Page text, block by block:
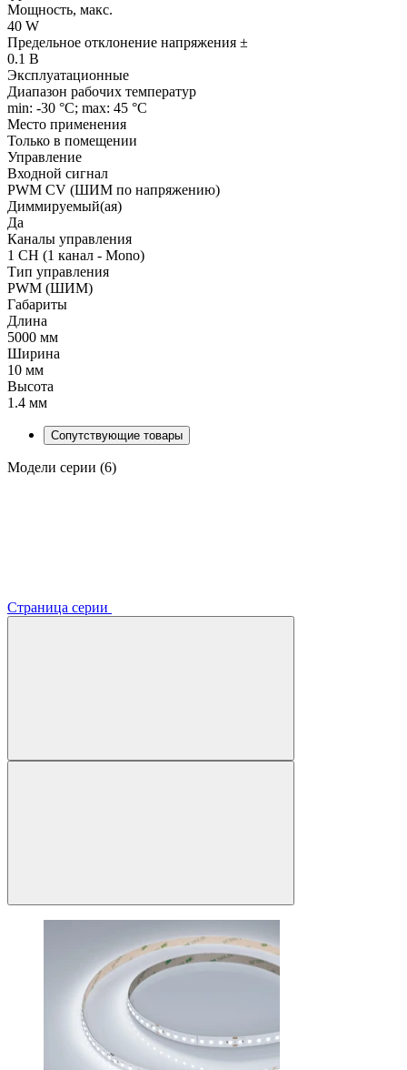
Мощность, макс.
40 W
Предельное отклонение напряжения ±
0.1 В
Эксплуатационные
Диапазон рабочих температур
min: -30 °C; max: 45 °C
Место применения
Только в помещении
Управление
Входной сигнал
PWM СV (ШИМ по напряжению)
Диммируемый(ая)
Да
Каналы управления
1 CH (1 канал - Mono)
Тип управления
PWM (ШИМ)
Габариты
Длина
5000 мм
Ширина
10 мм
Высота
1.4 мм
Сопутствующие товары
Модели серии (6)
Страница серии